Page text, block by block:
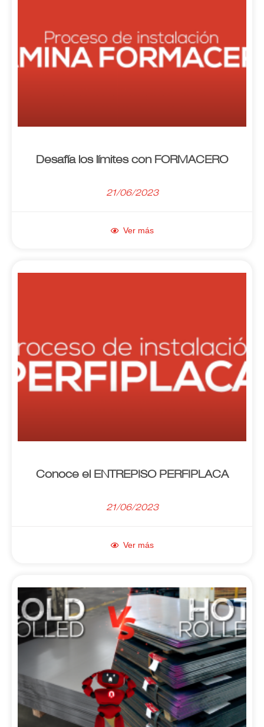
Desafía los límites con FORMACERO
21/06/2023
Ver más
Conoce el ENTREPISO PERFIPLACA
21/06/2023
Ver más